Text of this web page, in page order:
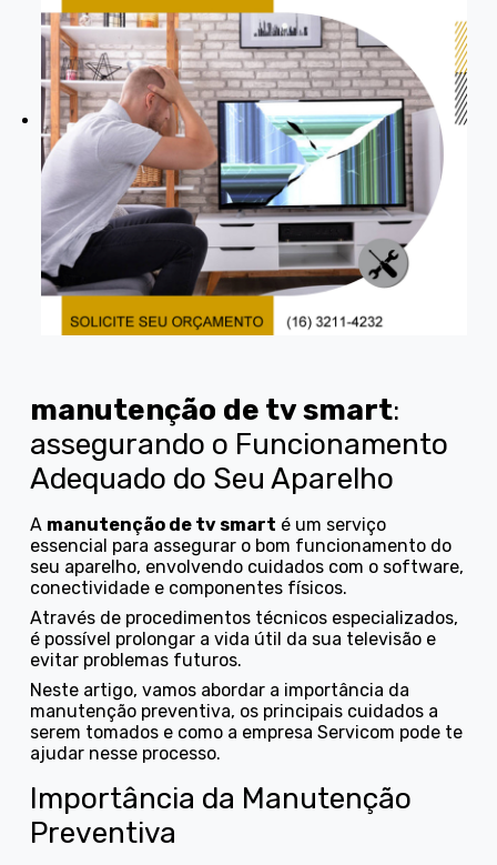
manutenção de tv smart:
assegurando o Funcionamento
Adequado do Seu Aparelho
A manutenção de tv smart é um serviço
essencial para assegurar o bom funcionamento do
seu aparelho, envolvendo cuidados com o software,
conectividade e componentes físicos.
Através de procedimentos técnicos especializados,
é possível prolongar a vida útil da sua televisão e
evitar problemas futuros.
Neste artigo, vamos abordar a importância da
manutenção preventiva, os principais cuidados a
serem tomados e como a empresa Servicom pode te
ajudar nesse processo.
Importância da Manutenção
Preventiva